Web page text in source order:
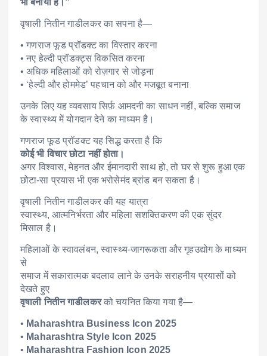
वृषाली नितीन गाडीलकर का सपना है—
• गणराज फूड प्रॉडक्ट का विस्तार करना
• नए हेल्दी प्रॉडक्ट्स विकसित करना
• अधिक महिलाओं को रोज़गार से जोड़ना
• ‘हेल्दी और होममेड’ पहचान को और मजबूत बनाना
उनके लिए यह व्यवसाय सिर्फ़ आमदनी का साधन नहीं, बल्कि समाज
के स्वास्थ्य में योगदान देने का माध्यम है।
गणराज फूड प्रॉडक्ट यह सिद्ध करता है कि
कोई भी विचार छोटा नहीं होता।
अगर विश्वास, मेहनत और ईमानदारी साथ हो, तो घर से शुरू हुआ एक
छोटा-सा प्रयास भी एक भरोसेमंद ब्रांड बन सकता है।
वृषाली नितीन गाडीलकर की यह यात्रा
स्वास्थ्य, आत्मनिर्भरता और महिला सशक्तिकरण की एक सुंदर
मिसाल है।
महिलाओं के स्वावलंबन, स्वास्थ्य-जागरूकता और गृहउद्योग के माध्यम
से
समाज में सकारात्मक बदलाव लाने के उनके सराहनीय प्रयासों को
देखते हुए
वृषाली नितीन गाडीलकरको चयनित किया गया है—
• Maharashtra Business Icon 2025
• Maharashtra Style Icon 2025
• Maharashtra Fashion Icon 2025